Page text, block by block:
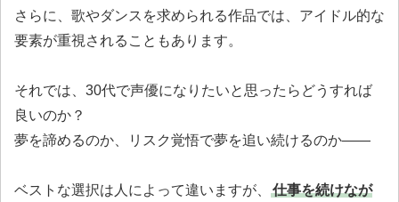
さらに、歌やダンスを求められる作品では、アイドル的な
要素が重視されることもあります。
それでは、30代で声優になりたいと思ったらどうすれば
良いのか？
夢を諦めるのか、リスク覚悟で夢を追い続けるのか――
ベストな選択は人によって違いますが、
仕事を続けなが